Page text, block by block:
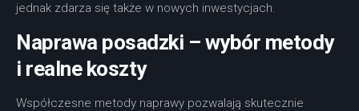
jednak zdarza się także w nowych inwestycjach.
Naprawa posadzki – wybór metody
i realne koszty
Współczesne metody naprawy pozwalają skutecznie